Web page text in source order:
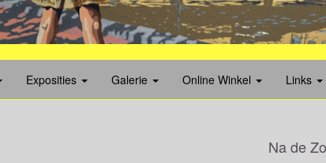
Exposities Galerie Online Winkel Links
Na de